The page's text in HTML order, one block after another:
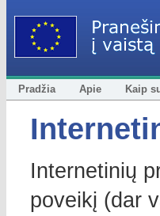
Pradžia Apie Kaip
Internetinių
poveikį (dar